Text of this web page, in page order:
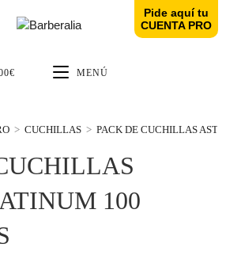
€ MENÚ
100
> CUCHILLAS > PACK DE CUCHILLAS
Pide aquí tu
CUENTA PRO